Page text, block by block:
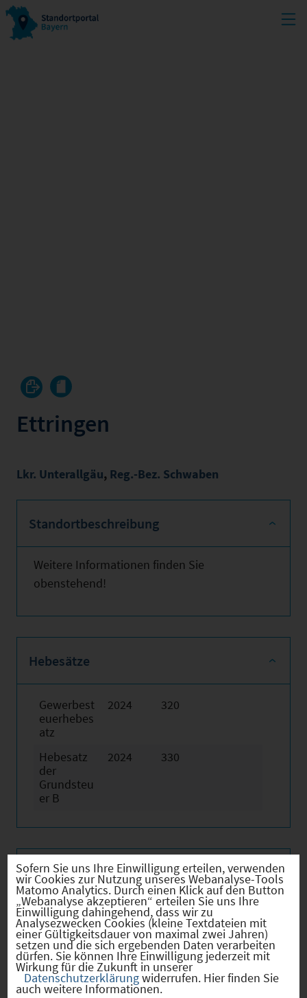
Ettringen
Lkr. Unterallgäu, Reg.-Bez. Schwaben
Standortbeschreibung
Weitere Informationen finden Sie
obenstehend!
Hebesätze
Gewerbest
euerhebes
atz
2024 320
Hebesatz
der
Grundsteu
er B
2024 330
Firmenstandorte
Bevölkerung
Sofern Sie uns Ihre Einwilligung erteilen, verwenden
wir Cookies zur Nutzung unseres Webanalyse-Tools
Matomo Analytics. Durch einen Klick auf den Button
„Webanalyse akzeptieren“ erteilen Sie uns Ihre
Einwilligung dahingehend, dass wir zu
Analysezwecken Cookies (kleine Textdateien mit
einer Gültigkeitsdauer von maximal zwei Jahren)
setzen und die sich ergebenden Daten verarbeiten
dürfen. Sie können Ihre Einwilligung jederzeit mit
Wirkung für die Zukunft in unserer
Datenschutzerklärungwiderrufen. Hier finden Sie
auch weitere Informationen.